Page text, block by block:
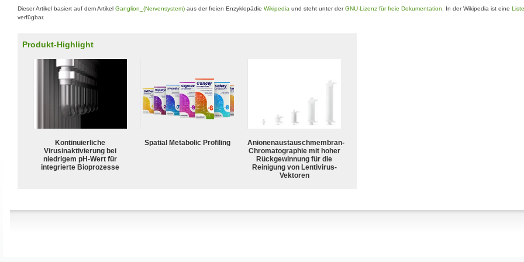
Dieser Artikel basiert auf dem Artikel Ganglion_(Nervensystem) aus der freien Enzyklopädie Wikipedia und steht unter derGNU-Lizenz für freie Dokumentation . In der Wikipedia ist eine
verfügbar.
Produkt-Highlight
Kontinuierliche
Virusinaktivierung bei
niedrigem pH-Wert für
integrierte Bioprozesse
Spatial Metabolic Profiling
Anionenaustauschmembran-
Chromatographie mit hoher
Rückgewinnung für die
Reinigung von Lentivirus-
Vektoren